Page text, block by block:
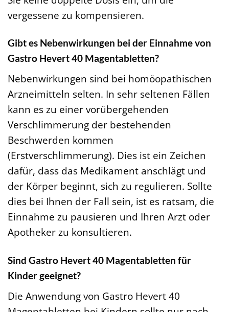
vergessene zu kompensieren.
Gibt es Nebenwirkungen bei der Einnahme von
Gastro Hevert 40 Magentabletten?
Nebenwirkungen sind bei homöopathischen
Arzneimitteln selten. In sehr seltenen Fällen
kann es zu einer vorübergehenden
Verschlimmerung der bestehenden
Beschwerden kommen
(Erstverschlimmerung). Dies ist ein Zeichen
dafür, dass das Medikament anschlägt und
der Körper beginnt, sich zu regulieren. Sollte
dies bei Ihnen der Fall sein, ist es ratsam, die
Einnahme zu pausieren und Ihren Arzt oder
Apotheker zu konsultieren.
Sind Gastro Hevert 40 Magentabletten für
Kinder geeignet?
Die Anwendung von Gastro Hevert 40